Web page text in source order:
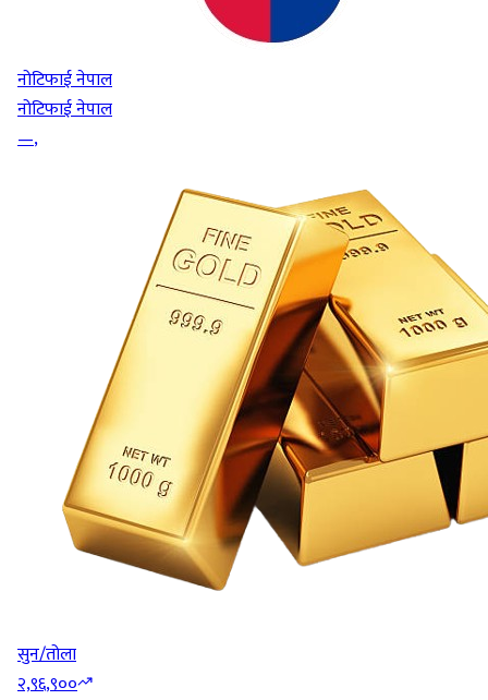
नोटिफाई नेपाल
नोटिफाई नेपाल
—,
सुन/तोला
२,९६,९००